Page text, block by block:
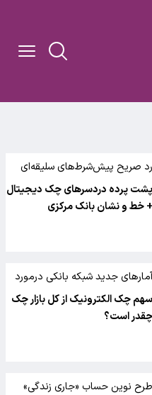
رد صریح پیش‌شرط‌های سلیقه‌ای
برخی شعب برای صدور چک
دیجیتال
پشت پرده دردسرهای چک دیجیتال
+ خط و نشان بانک مرکزی
آمارهای جدید شبکه بانکی درمورد
چک الکترونیک
سهم چک الکترونیک از کل بازار چک
چقدر است؟
طرح نوین حساب «جاری زندگی»